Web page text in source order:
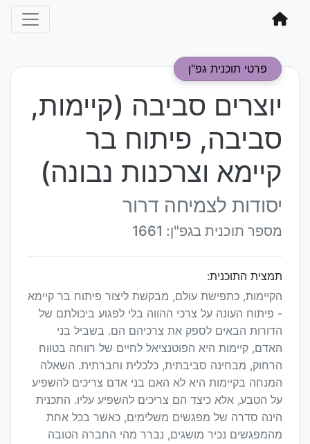
פרטי תוכנית גפ"ן
יוצרים סביבה (קיימות,
סביבה, פיתוח בר
קיימא וצרכנות נבונה)
יסודות לצמיחה דרור
מספר תוכנית בגפ"ן: 1661
תמצית התוכנית:
הקיימות, כתפישת עולם, מבקשת ליצור פיתוח בר קיימא
- פיתוח העונה על צרכי ההווה בלי לפגוע ביכולתם של
הדורות הבאים לספק את צרכיהם הם. בשביל בני
האדם, קיימות היא הפוטנציאל לחיים של רווחה בטווח
הרחוק, מבחינה סביבתית, כלכלית וחברתית. השאלה
המנחה בקיימות היא לא האם בני אדם צריכים להשפיע
על הטבע, אלא כיצד הם צריכים להשפיע עליו. התכנית
הינה סדרה של מפגשים משלימים, כאשר בכל אחת
מהמפגשים נכיר מושגים, נברר מהי החברה הטובה